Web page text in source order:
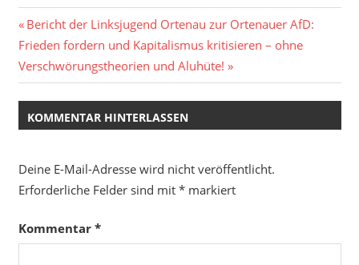
Beitragsnavigation
Vorheriger
Beitrag:
Bericht der Linksjugend Ortenau zur Ortenauer AfD:
Nächster
Beitrag:
Frieden fordern und Kapitalismus kritisieren – ohne
Verschwörungstheorien und Aluhüte!
KOMMENTAR HINTERLASSEN
Deine E-Mail-Adresse wird nicht veröffentlicht.
Erforderliche Felder sind mit *markiert
Kommentar *